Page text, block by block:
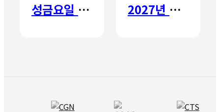
성금요일 칸타타 2027년 갈보리 어학원 유치부 신입생 모집